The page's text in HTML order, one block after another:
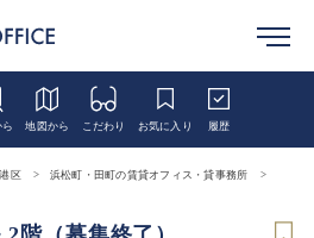
地図から こだわり お気に入り 履歴
港区
浜松町・田町の賃貸オフィス・貸事務所